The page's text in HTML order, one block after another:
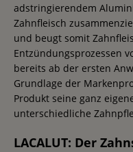
adstringierendem
Zahnfleisch
und beugt somit
Entzündungsprozessen
bereits ab der ersten
Grundlage der
Produkt seine ganz
unterschiedliche
LACALUT: Der